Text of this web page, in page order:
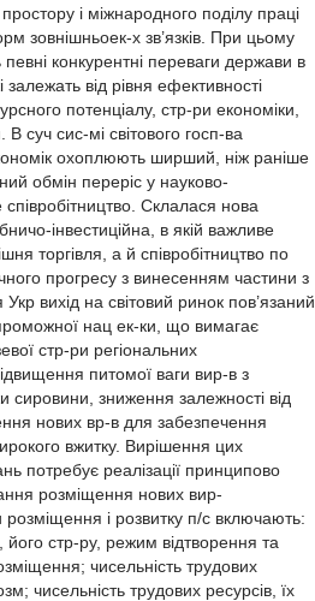
простору і міжнародного поділу праці
зовнішньоек-х зв’язків. При цьому
певні конкурентні переваги держави в
залежать від рівня ефективності
потенціалу, стр-ри економіки,
В суч сис-мі світового госп-ва
охоплюють ширший, ніж раніше
обмін переріс у науково-
співробітництво. Склалася нова
інвестиційна, в якій важливе
торгівля, а й співробітництво по
прогресу з винесенням частини з
вихід на світовий ринок пов’язаний
нац ек-ки, що вимагає
стр-ри регіональних
питомої ваги вир-в з
сировини, зниження залежності від
нових вр-в для забезпечення
вжитку. Вирішення цих
потребує реалізації принципово
розміщення нових вир-
і розвитку п/с включають:
його стр-ру, режим відтворення та
чисельність трудових
чисельність трудових ресурсів, їх